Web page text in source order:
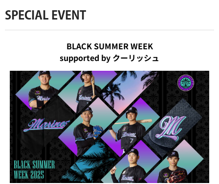
SPECIAL EVENT
BLACK SUMMER WEEK
supported by クーリッシュ